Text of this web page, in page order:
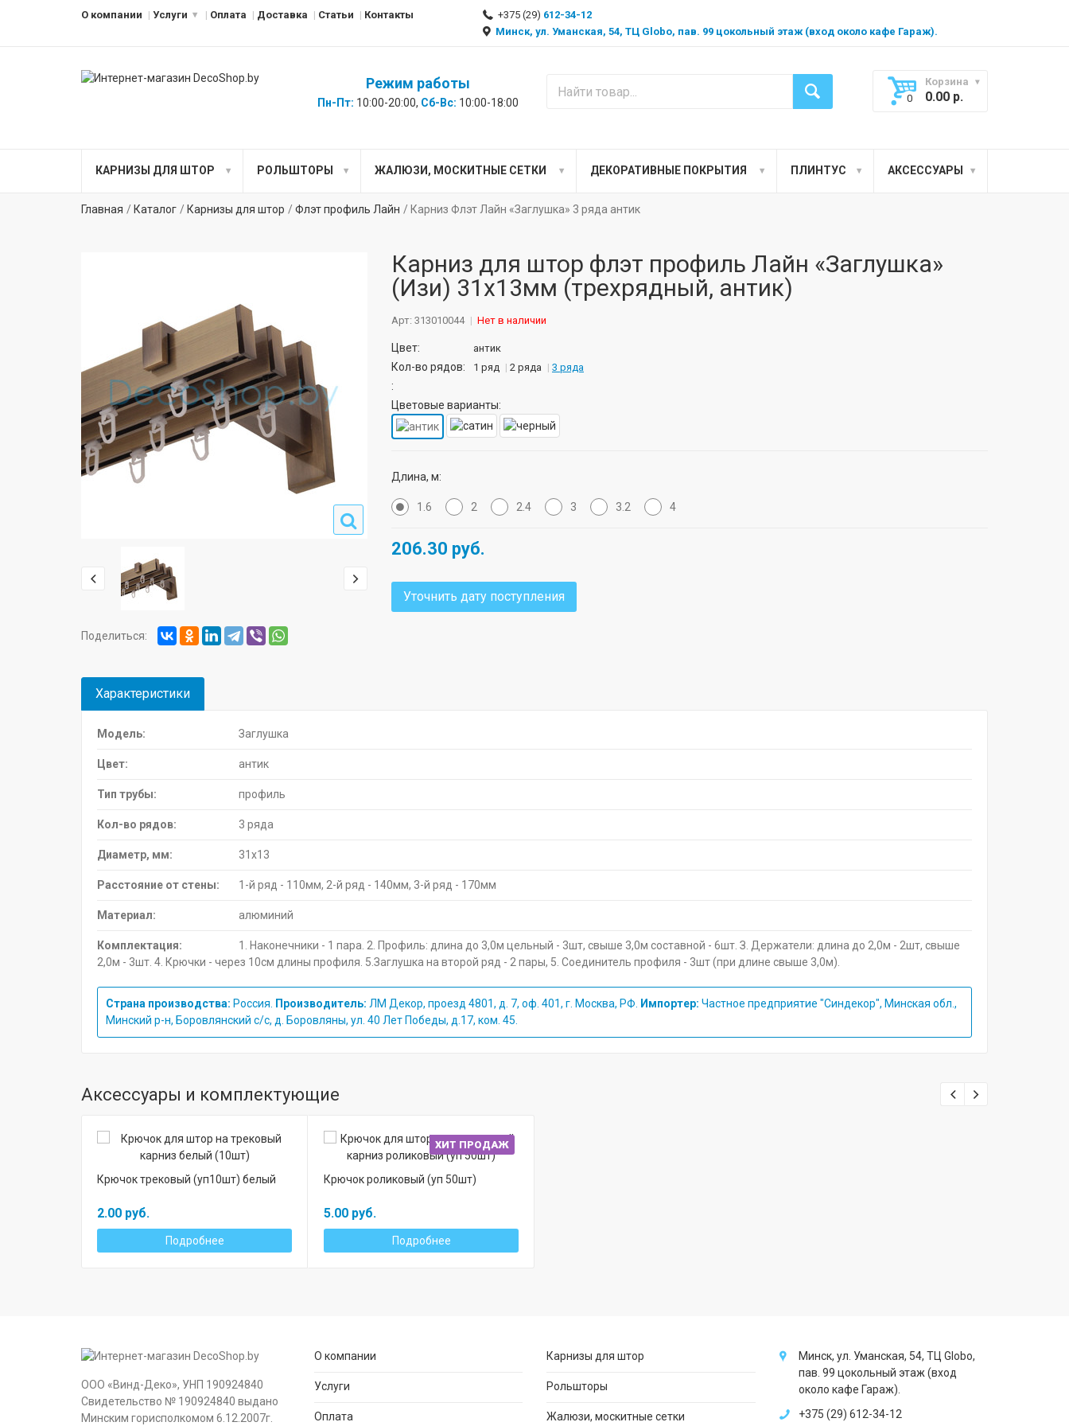
О компании Услуги Оплата Доставка Статьи Контакты +375 (29) 612-34-12
Минск, ул. Уманская, 54, ТЦ Globo, пав. 99 цокольный этаж (вход около кафе Гараж).
Режим работы
Пн-Пт: 10:00-20:00, Сб-Вс: 10:00-18:00 0
Корзина
0.00 р.
КАРНИЗЫ ДЛЯ ШТОР РОЛЬШТОРЫ ЖАЛЮЗИ, МОСКИТНЫЕ СЕТКИ ДЕКОРАТИВНЫЕ ПОКРЫТИЯ ПЛИНТУС АКСЕССУАРЫ
Главная Каталог Карнизы для штор Флэт профиль Лайн Карниз Флэт Лайн «Заглушка» 3 ряда антик
Поделиться:
Карниз для штор флэт профиль Лайн «Заглушка»
(Изи) 31х13мм (трехрядный, антик)
Арт: 313010044 Нет в наличии
Цвет: антик
Кол-во рядов: 1 ряд 2 ряда 3 ряда
:
Цветовые варианты:
Длина, м:
1.6 2 2.4 3 3.2 4
206.30 руб.
Уточнить дату поступления
Характеристики
Модель: Заглушка
Цвет: антик
Тип трубы: профиль
Кол-во рядов: 3 ряда
Диаметр, мм: 31х13
Расстояние от стены: 1-й ряд - 110мм, 2-й ряд - 140мм, 3-й ряд - 170мм
Материал: алюминий
Комплектация:
1. Наконечники - 1 пара. 2. Профиль: длина до 3,0м цельный - 3шт, свыше 3,0м составной - 6шт. З. Держатели: длина до 2,0м - 2шт, свыше
2,0м - 3шт. 4. Крючки - через 10см длины профиля. 5.Заглушка на второй ряд - 2 пары, 5. Соединитель профиля - 3шт (при длине свыше 3,0м).
Страна производства: Россия. Производитель: ЛМ Декор, проезд 4801, д. 7, оф. 401, г. Москва, РФ. Импортер: Частное предприятие "Синдекор", Минская обл.,
Минский р-н, Боровлянский с/с, д. Боровляны, ул. 40 Лет Победы, д.17, ком. 45.
Аксессуары и комплектующие
Крючок трековый (уп10шт) белый
2.00 руб.
Подробнее
ХИТ ПРОДАЖ
Крючок роликовый (уп 50шт)
5.00 руб.
Подробнее
ООО «Винд-Деко», УНП 190924840
Свидетельство № 190924840 выдано
Минским горисполкомом 6.12.2007г.
О компании
Услуги
Оплата
Карнизы для штор
Рольшторы
Жалюзи, москитные сетки
Минск, ул. Уманская, 54, ТЦ Globo,
пав. 99 цокольный этаж (вход
около кафе Гараж).
+375 (29) 612-34-12